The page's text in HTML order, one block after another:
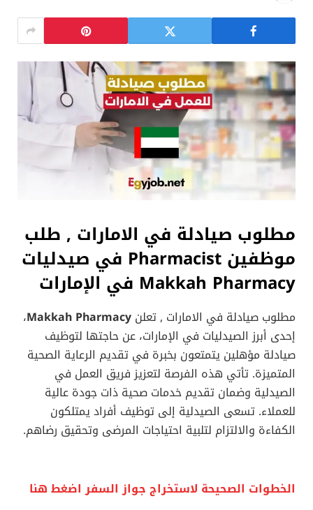
مطلوب صيادلة في الامارات ,طلب
موظفين Pharmacist في صيدليات
Makkah Pharmacy في الإمارات
مطلوب صيادلة في الامارات , تعلن Makkah Pharmacy،
إحدى أبرز الصيدليات في الإمارات، عن حاجتها لتوظيف
صيادلة مؤهلين يتمتعون بخبرة في تقديم الرعاية الصحية
المتميزة. تأتي هذه الفرصة لتعزيز فريق العمل في
الصيدلية وضمان تقديم خدمات صحية ذات جودة عالية
للعملاء. تسعى الصيدلية إلى توظيف أفراد يمتلكون
الكفاءة والالتزام لتلبية احتياجات المرضى وتحقيق رضاهم.
الخطوات الصحيحة لاستخراج جواز السفر اضغط هنا